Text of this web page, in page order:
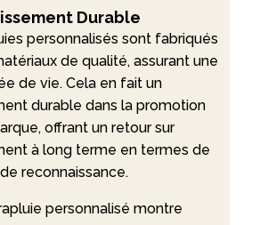
Durable
personnalisés sont fabriqués
de qualité, assurant une
de vie. Cela en fait un
durable dans la promotion
offrant un retour sur
à long terme en termes de
reconnaissance.
personnalisé montre